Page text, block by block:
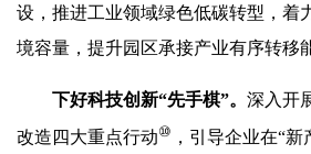
设，推进工业领域绿色低碳转型，着
境容量，提升园区承接产业有序转移
下好科技创新“先手棋”。 深入开
改造四大重点行动⑩ ，引导企业在“